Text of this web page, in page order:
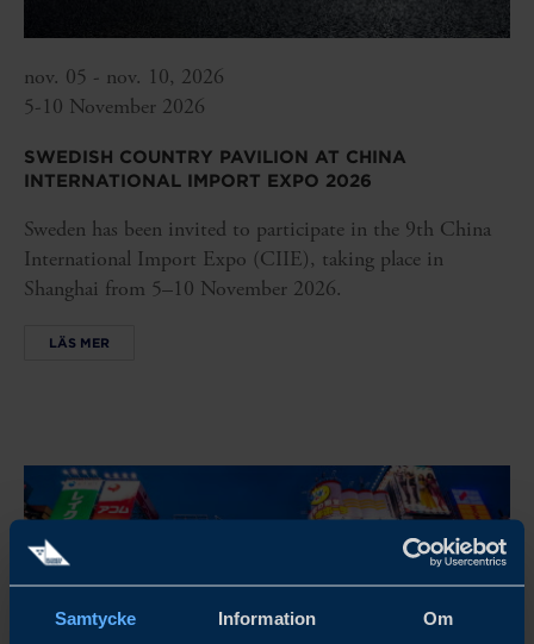
Samtycke Information Om
nov. 05 - nov. 10, 2026
5-10 November 2026
SWEDISH COUNTRY PAVILION AT CHINA
INTERNATIONAL IMPORT EXPO 2026
Sweden has been invited to participate in the 9th China
International Import Expo (CIIE), taking place in
Shanghai from 5–10 November 2026.
LÄS MER